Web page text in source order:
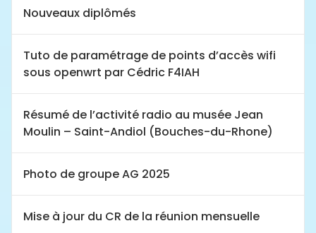
Nouveaux diplômés
Tuto de paramétrage de points d’accès wifi
sous openwrt par Cédric F4IAH
Résumé de l’activité radio au musée Jean
Moulin – Saint-Andiol (Bouches-du-Rhone)
Photo de groupe AG 2025
Mise à jour du CR de la réunion mensuelle